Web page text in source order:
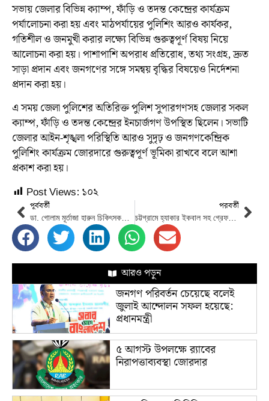
সভায় জেলার বিভিন্ন ক্যাম্প, ফাঁড়ি ও তদন্ত কেন্দ্রের কার্যক্রম
পর্যালোচনা করা হয় এবং মাঠপর্যায়ের পুলিশিং আরও কার্যকর,
গতিশীল ও জনমুখী করার লক্ষ্যে বিভিন্ন গুরুত্বপূর্ণ বিষয় নিয়ে
আলোচনা করা হয়। পাশাপাশি অপরাধ প্রতিরোধ, তথ্য সংগ্রহ, দ্রুত
সাড়া প্রদান এবং জনগণের সঙ্গে সমন্বয় বৃদ্ধির বিষয়েও নির্দেশনা
প্রদান করা হয়।
এ সময় জেলা পুলিশের অতিরিক্ত পুলিশ সুপারগণসহ জেলার সকল
ক্যাম্প, ফাঁড়ি ও তদন্ত কেন্দ্রের ইনচার্জগণ উপস্থিত ছিলেন। সভাটি
জেলার আইন-শৃঙ্খলা পরিস্থিতি আরও সুদৃঢ় ও জনগণকেন্দ্রিক
পুলিশিং কার্যক্রম জোরদারে গুরুত্বপূর্ণ ভূমিকা রাখবে বলে আশা
প্রকাশ করা হয়।
Post Views: ১০২
পূর্ববর্তী পরবর্তী
চট্টগ্রামে হ্যাকার ইকবাল সহ গ্রেফতার দুইজন
আরও পড়ুন
জনগণ পরিবর্তন চেয়েছে বলেই
জুলাই আন্দোলন সফল হয়েছে:
প্রধানমন্ত্রী
৫ আগস্ট উপলক্ষে র‌্যাবের
নিরাপত্তাব্যবস্থা জোরদার